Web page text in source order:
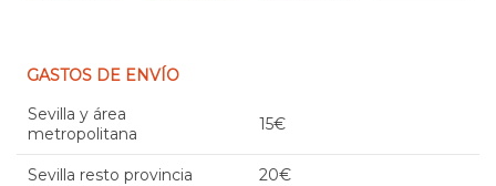
GASTOS DE ENVÍO
Sevilla y área
metropolitana
15€
Sevilla resto provincia 20€